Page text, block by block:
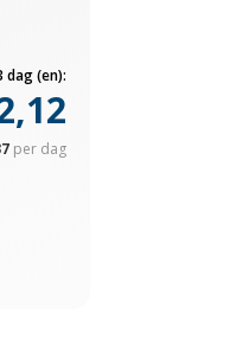
dag (en):
per dag